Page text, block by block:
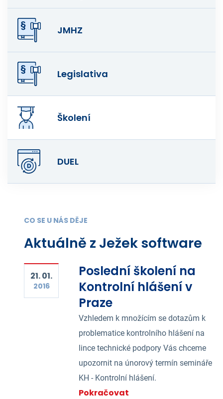
JMHZ
Legislativa
Školení
DUEL
CO SE U NÁS DĚJE
Aktuálně z Ježek software
21. 01.
2016
Poslední školení na
Kontrolní hlášení v
Praze
Vzhledem k množícím se dotazům k
problematice kontrolního hlášení na
lince technické podpory Vás chceme
upozornit na únorový termín semináře
KH - Kontrolní hlášení.
Pokračovat